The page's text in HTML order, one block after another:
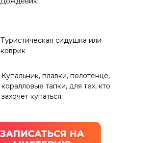
Туристическая сидушка или
коврик
Купальник, плавки, полотенце,
коралловые тапки, для тех, кто
захочет купаться.